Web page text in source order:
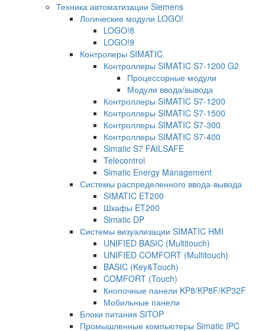
Техника автоматизации Siemens
Логические модули LOGO!
LOGO!8
LOGO!9
Контролеры SIMATIC
Контроллеры SIMATIC S7-1200 G2
Процессорные модули
Модули ввода/вывода
Контроллеры SIMATIC S7-1200
Контроллеры SIMATIC S7-1500
Контроллеры SIMATIC S7-300
Контроллеры SIMATIC S7-400
Simatic S7 FAILSAFE
Telecontrol
Simatic Energy Management
Системы распределенного ввода-вывода
SIMATIC ET200
Шкафы ET200
Simatic DP
Системы визуализации SIMATIC HMI
UNIFIED BASIC (Multitouch)
UNIFIED COMFORT (Multitouch)
BASIC (Key&Touch)
COMFORT (Touch)
Кнопочные панели KP8/KP8F/KP32F
Мобильные панели
Блоки питания SITOP
Промышленные компьютеры Simatic IPC